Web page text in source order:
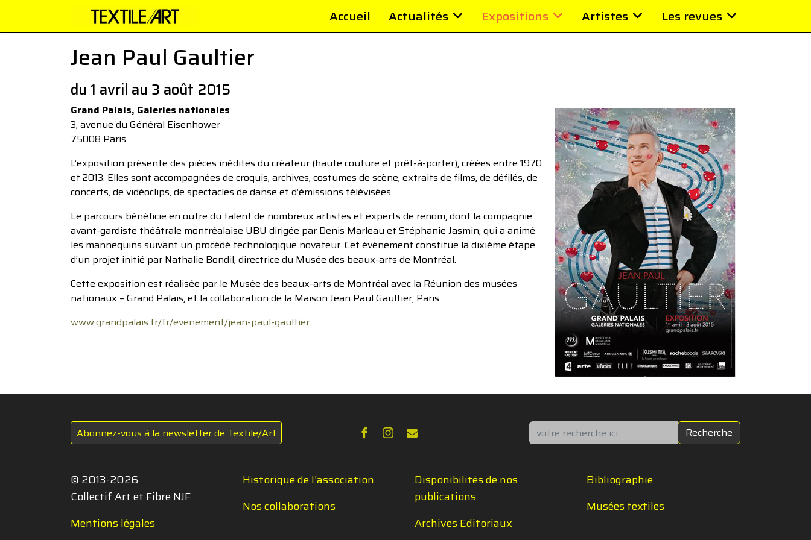
Accueil Actualités Expositions Artistes Les revues
Jean Paul Gaultier
du 1 avril au 3 août 2015
Grand Palais, Galeries nationales
3, avenue du Général Eisenhower
75008 Paris
L’exposition présente des pièces inédites du créateur (haute couture et prêt-à-porter), créées entre 1970
et 2013. Elles sont accompagnées de croquis, archives, costumes de scène, extraits de films, de défilés, de
concerts, de vidéoclips, de spectacles de danse et d’émissions télévisées.
Le parcours bénéficie en outre du talent de nombreux artistes et experts de renom, dont la compagnie
avant-gardiste théâtrale montréalaise UBU dirigée par Denis Marleau et Stéphanie Jasmin, qui a animé
les mannequins suivant un procédé technologique novateur. Cet événement constitue la dixième étape
d’un projet initié par Nathalie Bondil, directrice du Musée des beaux-arts de Montréal.
Cette exposition est réalisée par le Musée des beaux-arts de Montréal avec la Réunion des musées
nationaux – Grand Palais, et la collaboration de la Maison Jean Paul Gaultier, Paris.
www.grandpalais.fr/fr/evenement/jean-paul-gaultier
Abonnez-vous à la newsletter de Textile/Art Rechercher Recherche
© 2013-2026
Collectif Art et Fibre NJF
Mentions légales
Historique de l'association
Nos collaborations
Disponibilités de nos
publications
Archives Editoriaux
Bibliographie
Musées textiles